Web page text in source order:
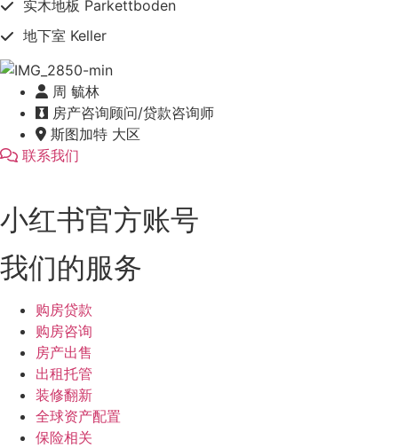
实木地板 Parkettboden
地下室 Keller
周 毓林
房产咨询顾问/贷款咨询师
斯图加特 大区
联系我们
小红书官方账号
我们的服务
购房贷款
购房咨询
房产出售
出租托管
装修翻新
全球资产配置
保险相关